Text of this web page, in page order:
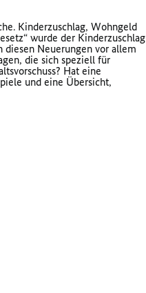
Kinderzuschlag, Wohngeld
wurde der Kinderzuschlag
Neuerungen vor allem
die sich speziell für
Hat eine
und eine Übersicht,